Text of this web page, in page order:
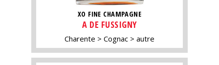
XO FINE CHAMPAGNE
A DE FUSSIGNY
Charente Cognac autre